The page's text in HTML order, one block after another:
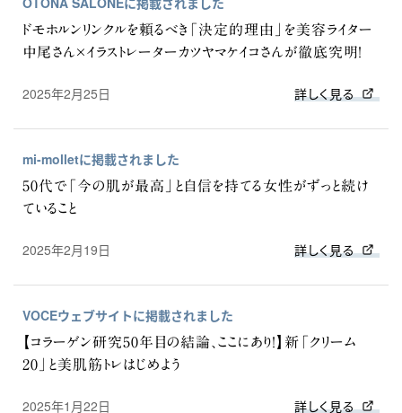
ドモホルンリンクルを頼るべき「決定的理由」を美容ライター
中尾さん×イラストレーターカツヤマケイコさんが徹底究明！
2025年2月25日 詳しく見る
mi-molletに掲載されました
50代で「今の肌が最高」と自信を持てる女性がずっと続け
ていること
2025年2月19日 詳しく見る
VOCEウェブサイトに掲載されました
【コラーゲン研究50年目の結論、ここにあり！】新「クリーム
20」と美肌筋トレはじめよう
2025年1月22日 詳しく見る